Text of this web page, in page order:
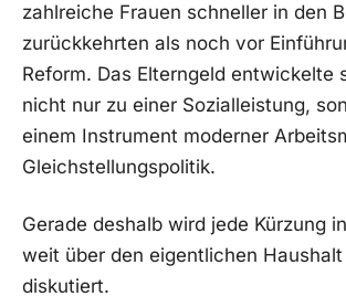
zahlreiche Frauen schneller in den
zurückkehrten als noch vor
Reform. Das Elterngeld entwickelte
nicht nur zu einer Sozialleistung,
einem Instrument moderner
Gleichstellungspolitik.
Gerade deshalb wird jede Kürzung
weit über den eigentlichen Haushalt
diskutiert.